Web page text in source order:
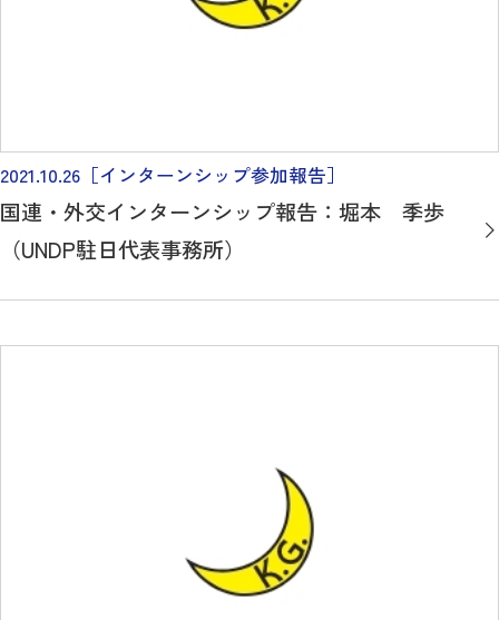
2021.10.26 ［インターンシップ参加報告］
国連・外交インターンシップ報告：堀本 季歩
（UNDP駐日代表事務所）